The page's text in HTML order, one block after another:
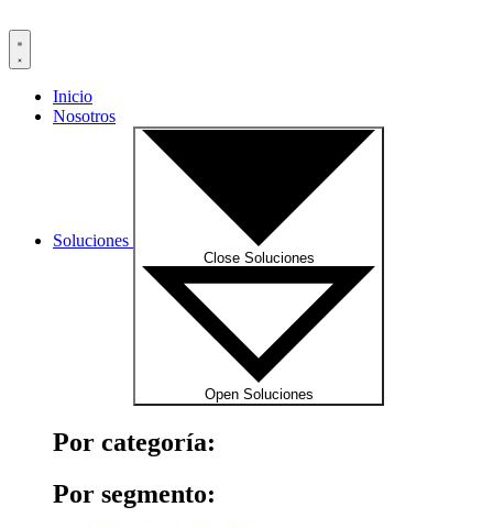
Inicio
Nosotros
Soluciones
Close Soluciones
Open Soluciones
Por categoría:
Por segmento: